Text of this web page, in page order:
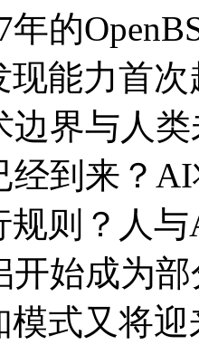
的
现能力首
边界与人
经到来？
规则？人
开始成为
模式又将